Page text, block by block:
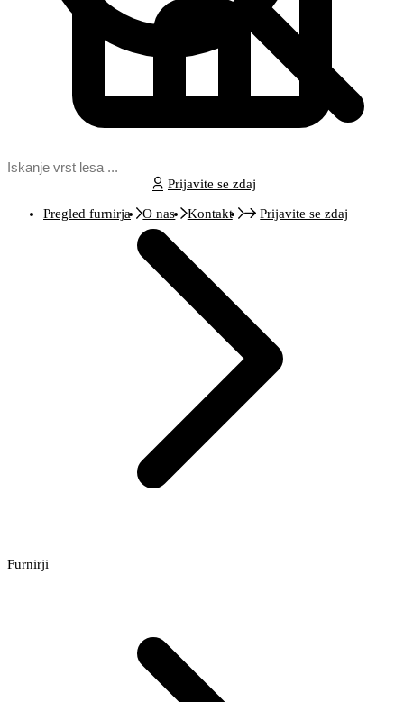
Prijavite se zdaj
Pregled furnirja O nas Kontakt Prijavite se zdaj
Furnirji